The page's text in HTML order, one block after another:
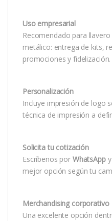
Uso empresarial
Recomendado para
metálico: entrega de kits,
promociones y fidelización.
Personalización
Incluye impresión de logo
técnica de impresión a
Solicita tu cotización
Escríbenos por WhatsAppy
mejor opción según tu
Merchandising corporativo
Una excelente opción